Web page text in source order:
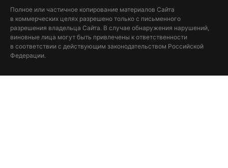
Полное или частичное копирование материалов Сайта
в коммерческих целях разрешено только с письменного
разрешения владельца Сайта. В случае обнаружения нарушений,
виновные лица могут быть привлечены к ответственности
в соответствии с действующим законодательством Российской
Федерации.